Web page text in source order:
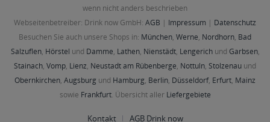
wenn nicht anders beschrieben
Webseitenbetreiber: Drink now GmbH: AGB | Impressum | Datenschutz
Besuchen Sie auch unsere Shops in: München, Werne, Nordhorn, Bad
Salzuflen, Hörstel und Damme, Lathen, Nienstädt, Lengerichund Garbsen,
Stainach, Vomp, Lienz, Neustadt am Rübenberge, Nottuln, Stolzenau und
Obernkirchen, Augsburg und Hamburg, Berlin, Düsseldorf, Erfurt, Mainz
sowie Frankfurt. Übersicht aller Liefergebiete
Kontakt AGB Drink now